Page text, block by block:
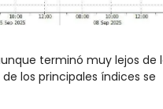
terminó muy lejos de
los principales índices se